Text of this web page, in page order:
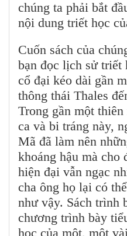
chúng ta phải bắt
nội dung triết học
Cuốn sách của
bạn đọc lịch sử
cổ đại kéo dài gần
thông thái Thales
Trong gần một
ca và bi tráng này,
Mã đã làm nên
khoáng hậu mà
hiện đại vẫn ngạc
cha ông họ lại có
như vậy. Sách trình
chương trình bày
học của một, một